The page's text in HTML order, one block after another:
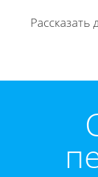
Рассказать